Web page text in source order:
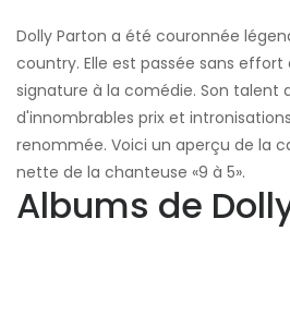
Dolly Parton a été couronnée
country. Elle est passée sans
signature à la comédie. Son talent
d'innombrables prix et
renommée. Voici un aperçu de la
nette de la chanteuse «9 à 5».
Albums de